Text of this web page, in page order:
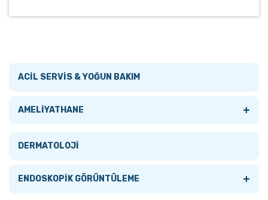
ACİL SERVİS & YOĞUN BAKIM
AMELİYATHANE +
Tümünü Gör
AMELİYATHANE LAMBALARI
DERMATOLOJİ
ENDOSKOPİK GÖRÜNTÜLEME +